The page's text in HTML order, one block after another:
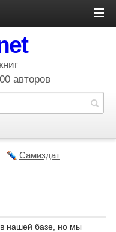
авторов
Самиздат
нашей базе, но мы